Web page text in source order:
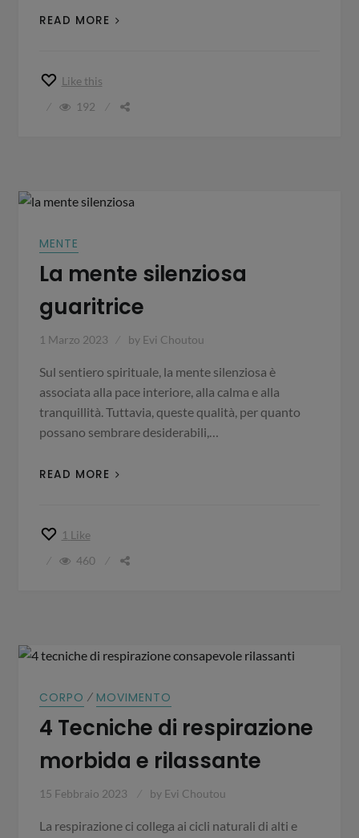
READ MORE
Like this
192
MENTE
La mente silenziosa
guaritrice
1 Marzo 2023 by Evi Choutou
Sul sentiero spirituale, la mente silenziosa è
associata alla pace interiore, alla calma e alla
tranquillità. Tuttavia, queste qualità, per quanto
possano sembrare desiderabili,…
READ MORE
1 Like
460
CORPO ⁄ MOVIMENTO
4 Tecniche di respirazione
morbida e rilassante
15 Febbraio 2023 by Evi Choutou
La respirazione ci collega ai cicli naturali di alti e